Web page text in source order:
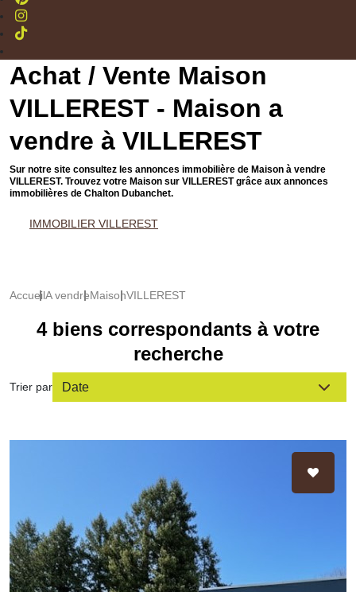
Achat / Vente Maison
VILLEREST - Maison a
vendre à VILLEREST
Sur notre site consultez les annonces immobilière de Maison à vendre
VILLEREST. Trouvez votre Maison sur VILLEREST grâce aux annonces
immobilières de Chalton Dubanchet.
IMMOBILIER VILLEREST
AccueilA vendreMaisonVILLEREST
4 biens correspondants à votre
recherche
Trier par